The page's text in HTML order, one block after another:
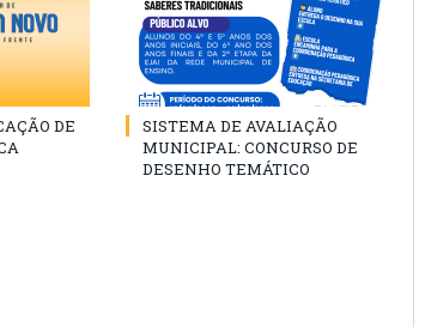
DE
SISTEMA DE AVALIAÇÃO
MUNICIPAL: CONCURSO DE
DESENHO TEMÁTICO